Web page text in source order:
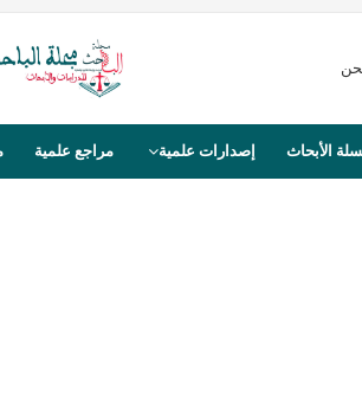
الأبحاث إصدارات علمية مراجع علمية